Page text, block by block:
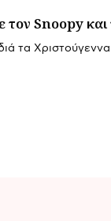
Snoopy
τα